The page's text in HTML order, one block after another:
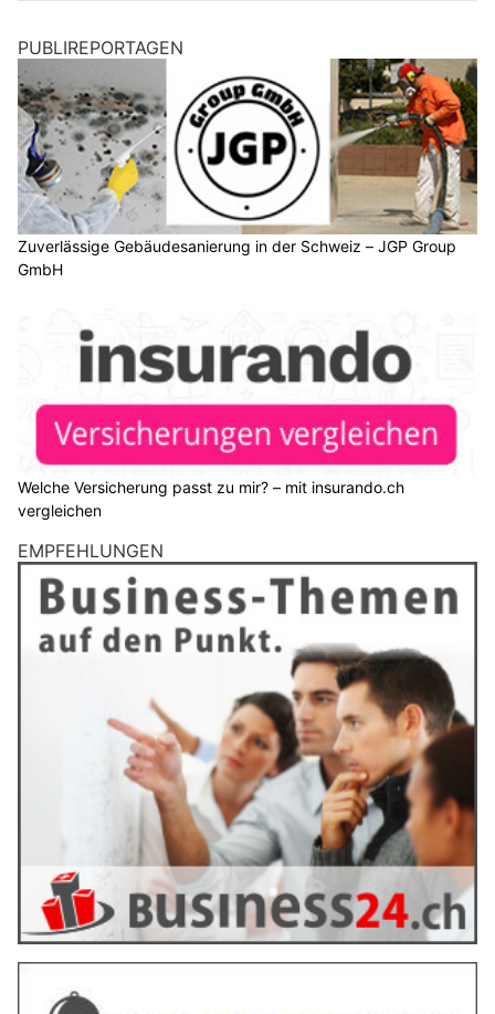
PUBLIREPORTAGEN
Zuverlässige Gebäudesanierung in der Schweiz – JGP Group
GmbH
Welche Versicherung passt zu mir? – mit insurando.ch
vergleichen
EMPFEHLUNGEN